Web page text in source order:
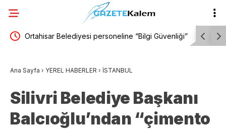
Ortahisar Belediyesi personeline “Bilgi Güvenliği” Bodrum
Ana Sayfa › YEREL HABERLER › İSTANBUL
Silivri Belediye Başkanı
Balcıoğlu’ndan “çimento